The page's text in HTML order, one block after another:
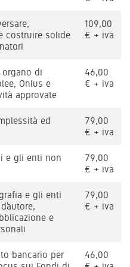
costruire solide
109,00
€ + iva
organo di
Onlus e
approvate
46,00
€ + iva
ed
79,00
€ + iva
e gli enti non
79,00
€ + iva
e gli enti
e
79,00
€ + iva
bancario per
46,00